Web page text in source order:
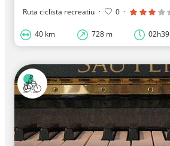
Ruta ciclista recreatiu · 0 ·
40 km 728 m 02h39